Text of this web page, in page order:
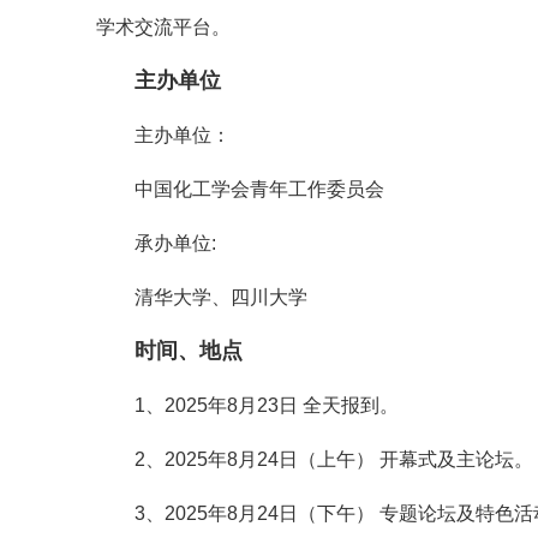
学术交流平台。
主办单位
主办单位：
中国化工学会青年工作委员会
承办单位:
清华大学、四川大学
时间、地点
1、2025年8月23日 全天报到。
2、2025年8月24日（上午） 开幕式及主论坛。
3、2025年8月24日（下午） 专题论坛及特色活